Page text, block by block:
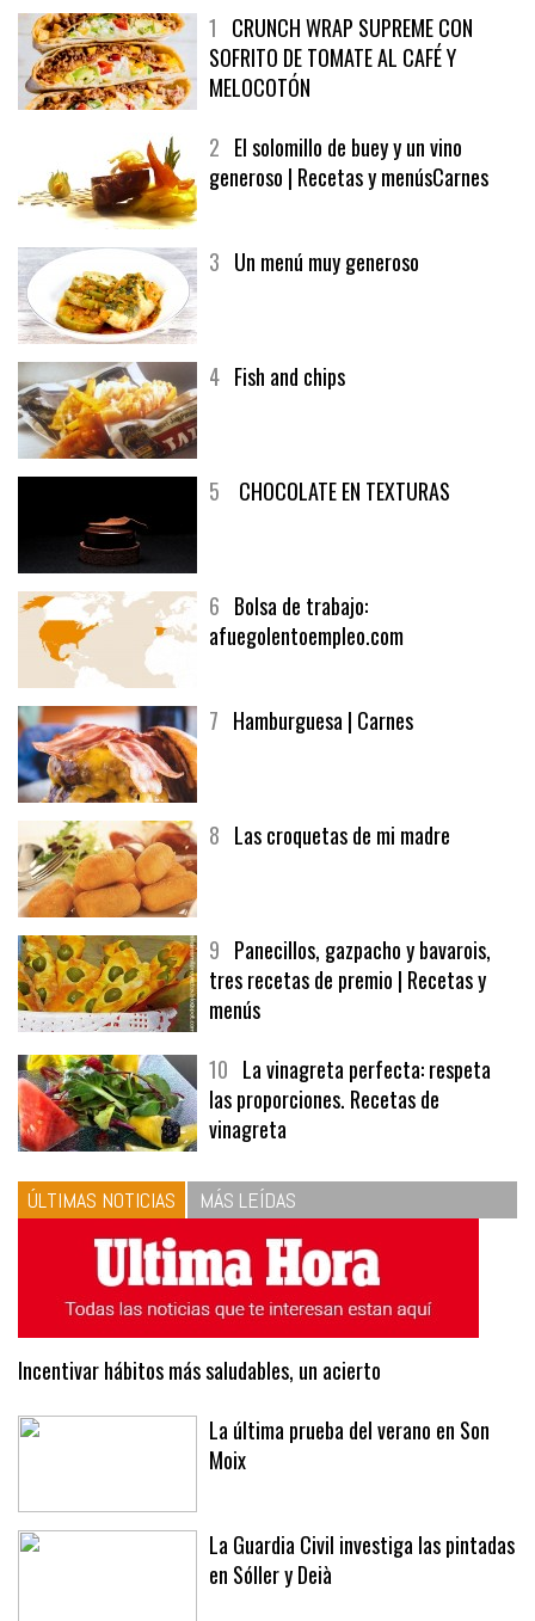
1 CRUNCH WRAP SUPREME CON
SOFRITO DE TOMATE AL CAFÉ Y
MELOCOTÓN
2 El solomillo de buey y un vino
generoso | Recetas y menúsCarnes
3 Un menú muy generoso
4 Fish and chips
5 CHOCOLATE EN TEXTURAS
6 Bolsa de trabajo:
afuegolentoempleo.com
7 Hamburguesa | Carnes
8 Las croquetas de mi madre
9 Panecillos, gazpacho y bavarois,
tres recetas de premio | Recetas y
menús
10 La vinagreta perfecta: respeta
las proporciones. Recetas de
vinagreta
ÚLTIMAS NOTICIAS MÁS LEÍDAS
Incentivar hábitos más saludables, un acierto
La última prueba del verano en Son
Moix
La Guardia Civil investiga las pintadas
en Sóller y Deià